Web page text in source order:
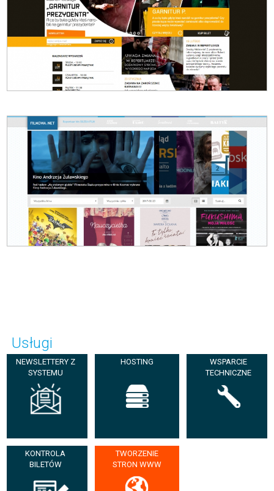
Usługi
NEWSLETTERY Z
SYSTEMU
HOSTING
WSPARCIE
TECHNICZNE
KONTROLA
BILETÓW
TWORZENIE
STRON WWW